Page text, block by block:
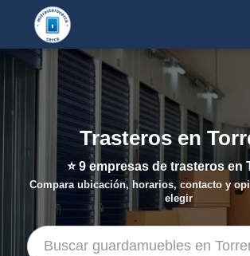
Trasteros en
⭐9 empresas de trasteros en
Compara ubicación, horarios, contacto y
elegir